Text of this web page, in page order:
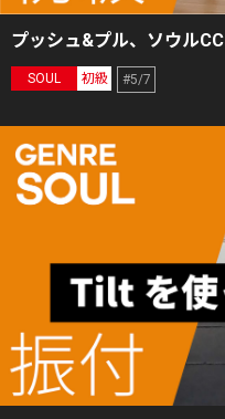
プッシュ&プル、ソウルCC
SOUL 初級 #5/7